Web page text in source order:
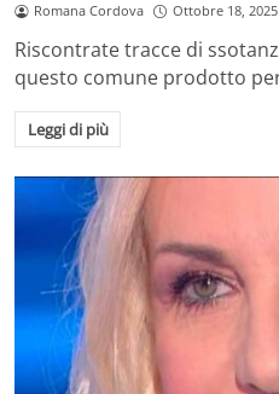
Romana Cordova Ottobre 18, 2025
Riscontrate tracce di
questo comune prodotto
Leggi di più